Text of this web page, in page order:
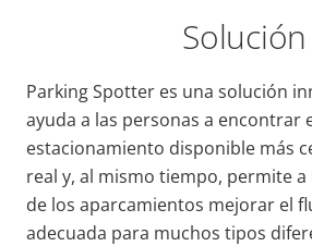
Solución
Parking Spotter es una solución
ayuda a las personas a encontrar
estacionamiento disponible más
real y, al mismo tiempo, permite
de los aparcamientos mejorar el
adecuada para muchos tipos